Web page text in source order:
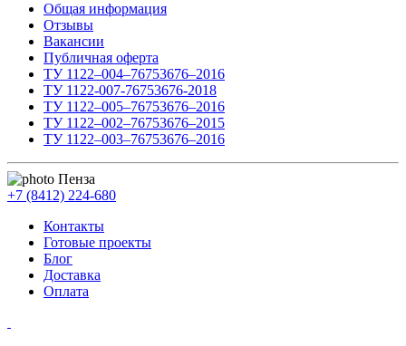
Общая информация
Отзывы
Вакансии
Публичная оферта
ТУ 1122–004–76753676–2016
ТУ 1122-007-76753676-2018
ТУ 1122–005–76753676–2016
ТУ 1122–002–76753676–2015
ТУ 1122–003–76753676–2016
Пенза
+7 (8412) 224-680
Контакты
Готовые проекты
Блог
Доставка
Оплата